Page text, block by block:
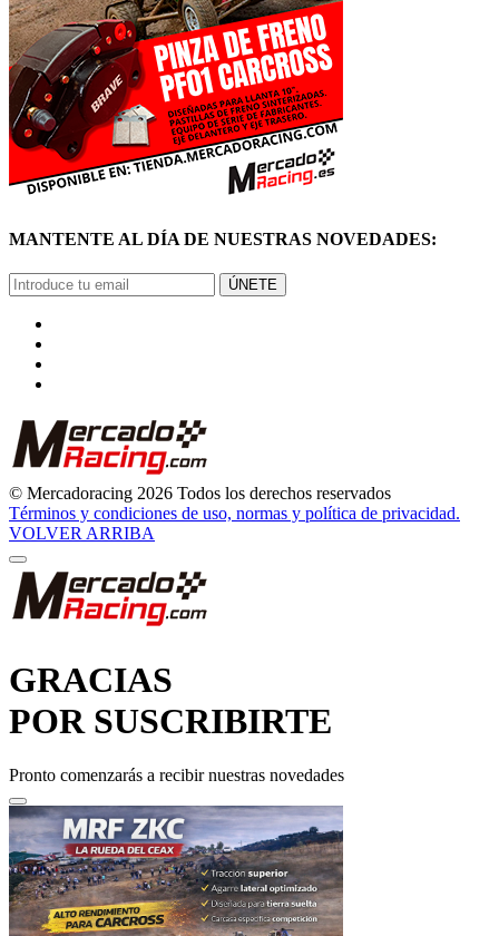
MANTENTE AL DÍA DE NUESTRAS NOVEDADES:
ÚNETE
© Mercadoracing 2026 Todos los derechos reservados
Términos y condiciones de uso, normas y política de privacidad.
VOLVER ARRIBA
GRACIAS
POR SUSCRIBIRTE
Pronto comenzarás a recibir nuestras novedades